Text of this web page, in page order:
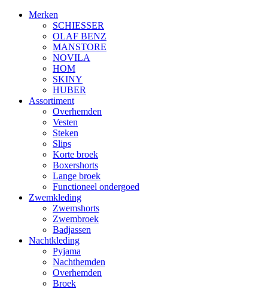
Merken
SCHIESSER
OLAF BENZ
MANSTORE
NOVILA
HOM
SKINY
HUBER
Assortiment
Overhemden
Vesten
Steken
Slips
Korte broek
Boxershorts
Lange broek
Functioneel ondergoed
Zwemkleding
Zwemshorts
Zwembroek
Badjassen
Nachtkleding
Pyjama
Nachthemden
Overhemden
Broek